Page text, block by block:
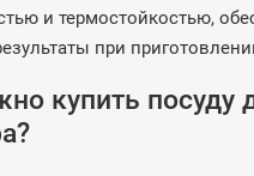
и термостойкостью,
при
купить посуду